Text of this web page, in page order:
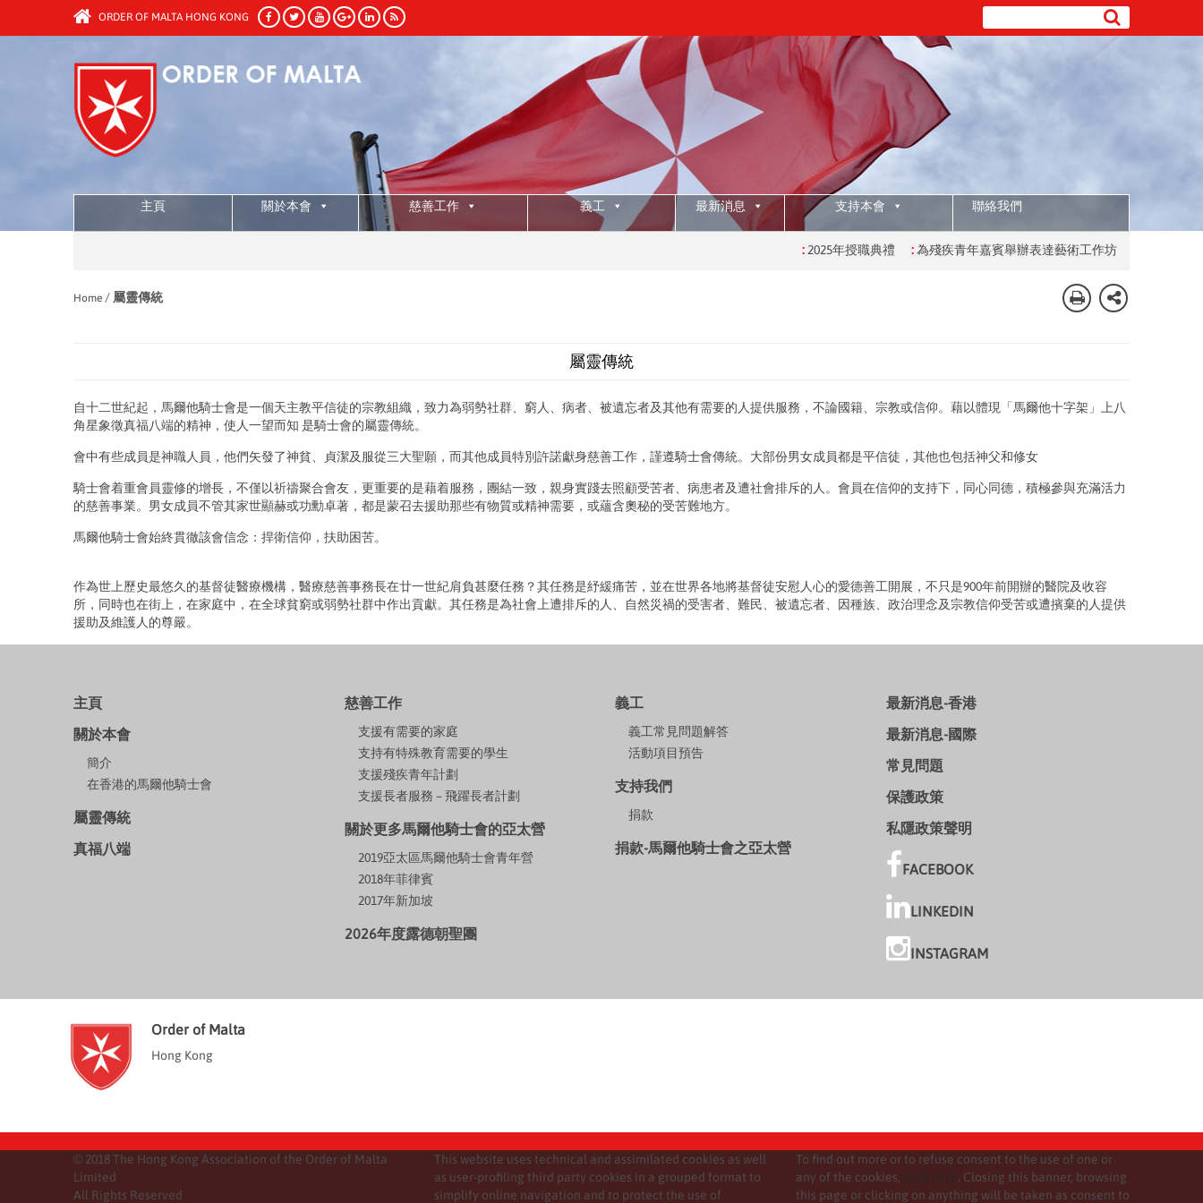
ORDER OF MALTA HONG KONG
主頁 關於本會 慈善工作 義工 最新消息 支持本會 聯絡我們
2025年授職典禮 :為殘疾青年嘉賓舉辦表達藝術工作坊 :為有特殊學習需
Home / 屬靈傳統
屬靈傳統
自十二世紀起，馬爾他騎士會是一個天主教平信徒的宗教組織，致力為弱勢社群、窮人、病者、被遺忘者及其他有需要的人提供服務，不論國籍、宗教或信仰。藉以體現「馬爾他十字架」上八
角星象徵真福八端的精神，使人一望而知 是騎士會的屬靈傳統。
會中有些成員是神職人員，他們矢發了神貧、貞潔及服從三大聖願，而其他成員特別許諾獻身慈善工作，謹遵騎士會傳統。大部份男女成員都是平信徒，其他也包括神父和修女
騎士會着重會員靈修的增長，不僅以祈禱聚合會友，更重要的是藉着服務，團結一致，親身實踐去照顧受苦者、病患者及遭社會排斥的人。會員在信仰的支持下，同心同德，積極參與充滿活力
的慈善事業。男女成員不管其家世顯赫或功勳卓著，都是蒙召去援助那些有物質或精神需要，或蘊含奧秘的受苦難地方。
馬爾他騎士會始終貫徹該會信念： 捍衛信仰，扶助困苦。
作為世上歷史最悠久的基督徒醫療機構，醫療慈善事務長在廿一世紀肩負甚麼任務？其任務是紓緩痛苦，並在世界各地將基督徒安慰人心的愛德善工開展，不只是900年前開辦的醫院及收容
所，同時也在街上，在家庭中，在全球貧窮或弱勢社群中作出貢獻。其任務是為社會上遭排斥的人、自然災禍的受害者、難民、被遺忘者、因種族、政治理念及宗教信仰受苦或遭擯棄的人提供
援助及維護人的尊嚴。
主頁
關於本會
簡介
在香港的馬爾他騎士會
屬靈傳統
真福八端
慈善工作
支援有需要的家庭
支持有特殊教育需要的學生
支援殘疾青年計劃
支援長者服務 – 飛躍長者計劃
關於更多馬爾他騎士會的亞太營
2019亞太區馬爾他騎士會青年營
2018年菲律賓
2017年新加坡
2026年度露德朝聖團
義工
義工常見問題解答
活動項目預告
支持我們
捐款
捐款-馬爾他騎士會之亞太營
最新消息-香港
最新消息-國際
常見問題
保護政策
私隱政策聲明
FACEBOOK
LINKEDIN
INSTAGRAM
Order of Malta
Hong Kong
© 2018 The Hong Kong Association of the Order of Malta
Limited
All Rights Reserved
This website uses technical and assimilated cookies as well
as user-profiling third party cookies in a grouped format to
simplify online navigation and to protect the use of
To find out more or to refuse consent to the use of one or
any of the cookies, click here . Closing this banner, browsing
this page or clicking on anything will be taken as consent to